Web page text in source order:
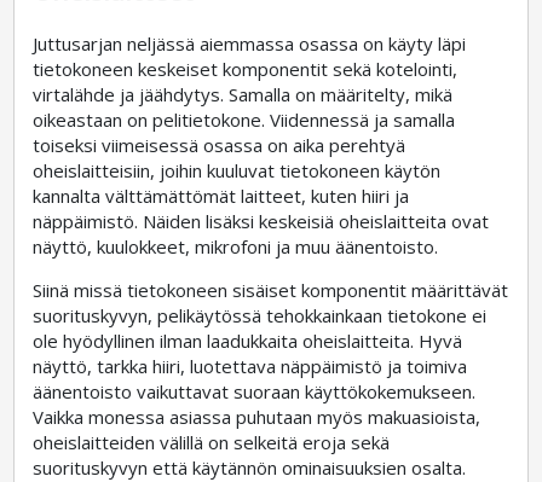
Juttusarjan neljässä aiemmassa osassa on käyty läpi
tietokoneen keskeiset komponentit sekä kotelointi,
virtalähde ja jäähdytys. Samalla on määritelty, mikä
oikeastaan on pelitietokone. Viidennessä ja samalla
toiseksi viimeisessä osassa on aika perehtyä
oheislaitteisiin, joihin kuuluvat tietokoneen käytön
kannalta välttämättömät laitteet, kuten hiiri ja
näppäimistö. Näiden lisäksi keskeisiä oheislaitteita ovat
näyttö, kuulokkeet, mikrofoni ja muu äänentoisto.
Siinä missä tietokoneen sisäiset komponentit määrittävät
suorituskyvyn, pelikäytössä tehokkainkaan tietokone ei
ole hyödyllinen ilman laadukkaita oheislaitteita. Hyvä
näyttö, tarkka hiiri, luotettava näppäimistö ja toimiva
äänentoisto vaikuttavat suoraan käyttökokemukseen.
Vaikka monessa asiassa puhutaan myös makuasioista,
oheislaitteiden välillä on selkeitä eroja sekä
suorituskyvyn että käytännön ominaisuuksien osalta.